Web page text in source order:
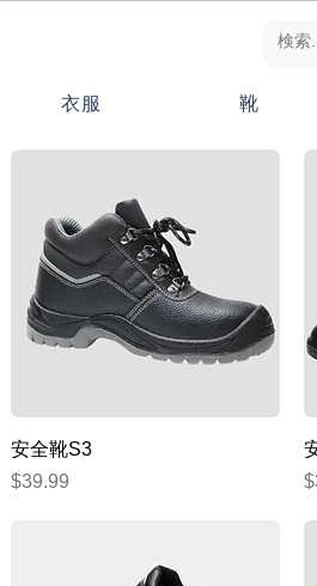
衣服 靴
クイックビュー
安全靴S3
価格
$39.99